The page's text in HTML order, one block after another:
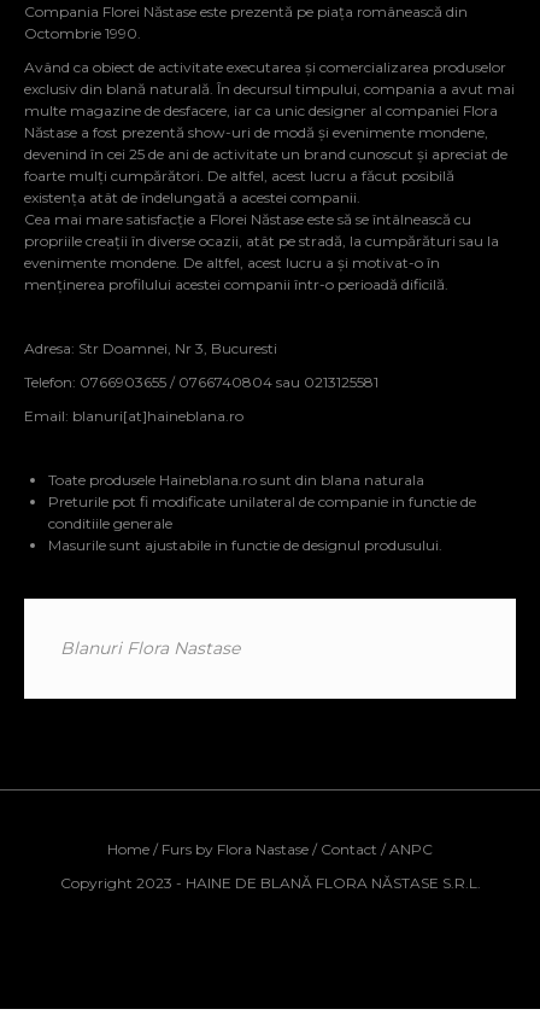
Compania Florei Năstase este prezentă pe piața românească din
Octombrie 1990.
Având ca obiect de activitate executarea și comercializarea produselor
exclusiv din blană naturală. În decursul timpului, compania a avut mai
multe magazine de desfacere, iar ca unic designer al companiei Flora
Năstase a fost prezentă show-uri de modă și evenimente mondene,
devenind în cei 25 de ani de activitate un brand cunoscut și apreciat de
foarte mulți cumpărători. De altfel, acest lucru a făcut posibilă
existența atât de îndelungată a acestei companii.
Cea mai mare satisfacție a Florei Năstase este să se întâlnească cu
propriile creații în diverse ocazii, atât pe stradă, la cumpărături sau la
evenimente mondene. De altfel, acest lucru a și motivat-o în
menținerea profilului acestei companii într-o perioadă dificilă.
Adresa: Str Doamnei, Nr 3, Bucuresti
Telefon: 0766903655 / 0766740804 sau 0213125581
Email: blanuri[at]haineblana.ro
Toate produsele Haineblana.ro sunt din blana naturala
Preturile pot fi modificate unilateral de companie in functie de
conditiile generale
Masurile sunt ajustabile in functie de designul produsului.
Blanuri Flora Nastase
Home / Furs by Flora Nastase / Contact / ANPC
Copyright 2023 - HAINE DE BLANĂ FLORA NĂSTASE S.R.L.